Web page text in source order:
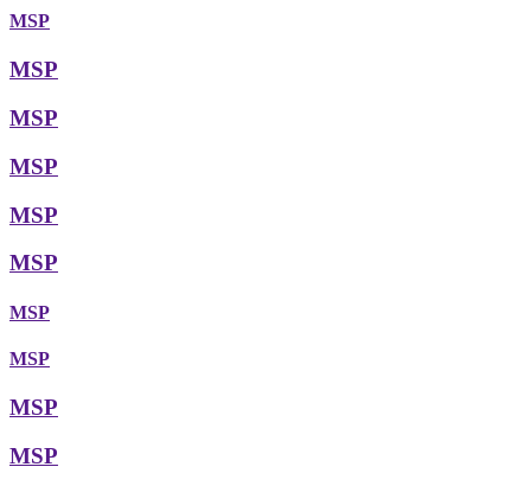
MSP
MSP
MSP
MSP
MSP
MSP
MSP
MSP
MSP
MSP